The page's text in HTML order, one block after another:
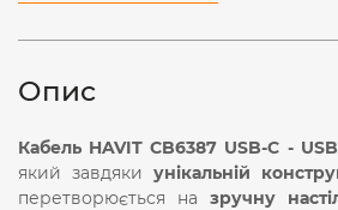
Опис
Кабель HAVIT CB6387 USB-C -
який завдяки унікальній
перетворюється на зручну